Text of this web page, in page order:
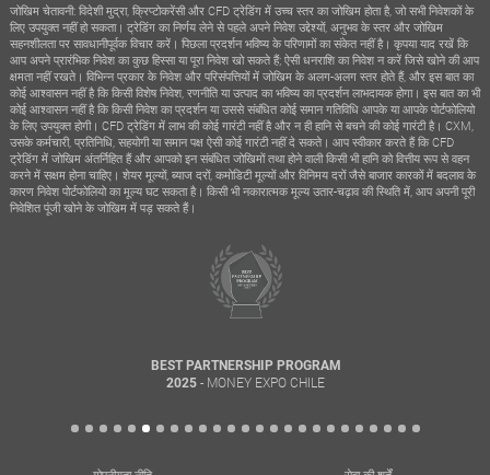
जोखिम चेतावनी: विदेशी मुद्रा, क्रिप्टोकरेंसी और CFD ट्रेडिंग में उच्च स्तर का जोखिम होता है, जो सभी निवेशकों के
लिए उपयुक्त नहीं हो सकता। ट्रेडिंग का निर्णय लेने से पहले अपने निवेश उद्देश्यों, अनुभव के स्तर और जोखिम
सहनशीलता पर सावधानीपूर्वक विचार करें। पिछला प्रदर्शन भविष्य के परिणामों का संकेत नहीं है। कृपया याद रखें कि
आप अपने प्रारंभिक निवेश का कुछ हिस्सा या पूरा निवेश खो सकते हैं; ऐसी धनराशि का निवेश न करें जिसे खोने की आप
क्षमता नहीं रखते। विभिन्न प्रकार के निवेश और परिसंपत्तियों में जोखिम के अलग-अलग स्तर होते हैं, और इस बात का
कोई आश्वासन नहीं है कि किसी विशेष निवेश, रणनीति या उत्पाद का भविष्य का प्रदर्शन लाभदायक होगा। इस बात का भी
कोई आश्वासन नहीं है कि किसी निवेश का प्रदर्शन या उससे संबंधित कोई समान गतिविधि आपके या आपके पोर्टफोलियो
के लिए उपयुक्त होगी। CFD ट्रेडिंग में लाभ की कोई गारंटी नहीं है और न ही हानि से बचने की कोई गारंटी है। CXM,
उसके कर्मचारी, प्रतिनिधि, सहयोगी या समान पक्ष ऐसी कोई गारंटी नहीं दे सकते। आप स्वीकार करते हैं कि CFD
ट्रेडिंग में जोखिम अंतर्निहित हैं और आपको इन संबंधित जोखिमों तथा होने वाली किसी भी हानि को वित्तीय रूप से वहन
करने में सक्षम होना चाहिए। शेयर मूल्यों, ब्याज दरों, कमोडिटी मूल्यों और विनिमय दरों जैसे बाजार कारकों में बदलाव के
कारण निवेश पोर्टफोलियो का मूल्य घट सकता है। किसी भी नकारात्मक मूल्य उतार-चढ़ाव की स्थिति में, आप अपनी पूरी
निवेशित पूंजी खोने के जोखिम में पड़ सकते हैं।
BEST PARTNERSHIP PROGRAM
2025 - MONEY EXPO CHILE